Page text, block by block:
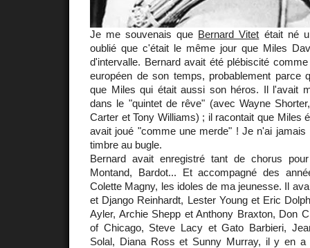
Je me souvenais que Bernard Vitet était né
oublié que c'était le même jour que Miles
d'intervalle. Bernard avait été plébiscité
européen de son temps, probablement parce
que Miles qui était aussi son héros. Il l'avait
dans le "quintet de rêve" (avec Wayne
Carter et Tony Williams) ; il racontait que Miles
avait joué "comme une merde" ! Je n'ai jamais
timbre au bugle.
Bernard avait enregistré tant de chorus
Montand, Bardot... Et accompagné des
Colette Magny, les idoles de ma jeunesse. Il
et Django Reinhardt, Lester Young et Eric
Ayler, Archie Shepp et Anthony Braxton, Don
of Chicago, Steve Lacy et Gato Barbieri,
Solal, Diana Ross et Sunny Murray, il y en a